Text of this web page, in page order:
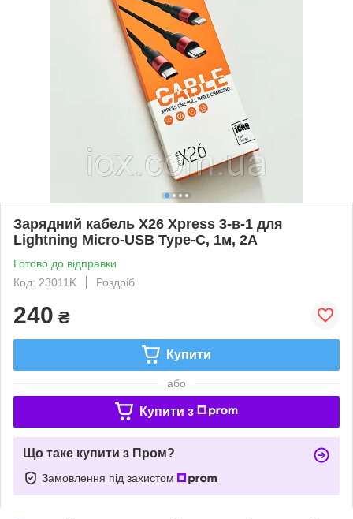
Зарядний кабель X26 Xpress 3-в-1 для
Lightning Micro-USB Type-C, 1м, 2A
Готово до відправки
Код: 23011K
Роздріб
240 ₴
Купити
або
Купити з
Що таке купити з Пром?
Замовлення під захистом